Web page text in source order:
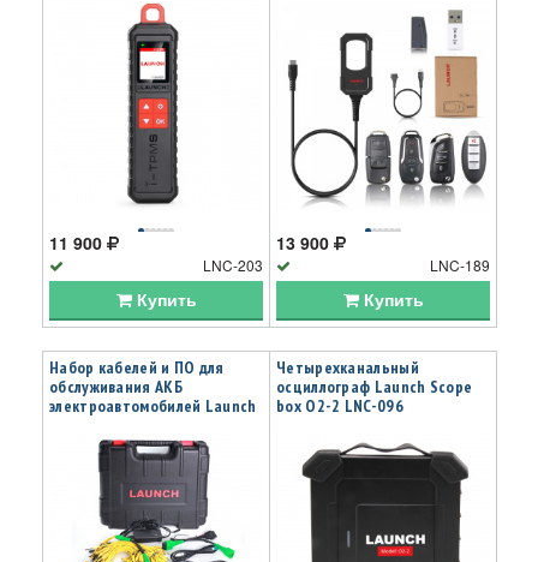
11 900
LNC-203
Купить
13 900
LNC-189
Купить
Набор кабелей и ПО для
обслуживания АКБ
электроавтомобилей Launch
Четырехканальный
осциллограф Launch Scope
box O2-2 LNC-096